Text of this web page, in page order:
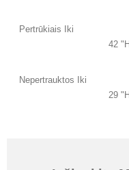
Pertrūkiais Iki
42
Nepertrauktos Iki
29